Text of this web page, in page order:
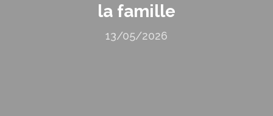
la famille
13/05/2026